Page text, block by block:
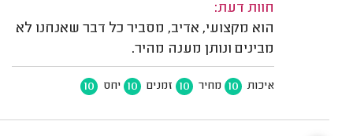
חוות דעת:
הוא מקצועי, אדיב, מסביר כל דבר שאנחנו לא
מבינים ונותן מענה מהיר.
איכות 10 מחיר 10 זמנים 10 יחס 10